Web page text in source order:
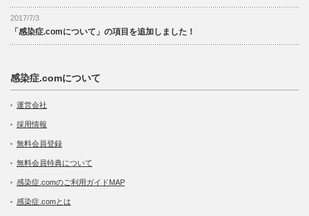
2017/7/3
「感染症.comについて」の項目を追加しました！
感染症.comについて
運営会社
採用情報
無料会員登録
無料会員特典について
感染症.comのご利用ガイドMAP
感染症.comとは